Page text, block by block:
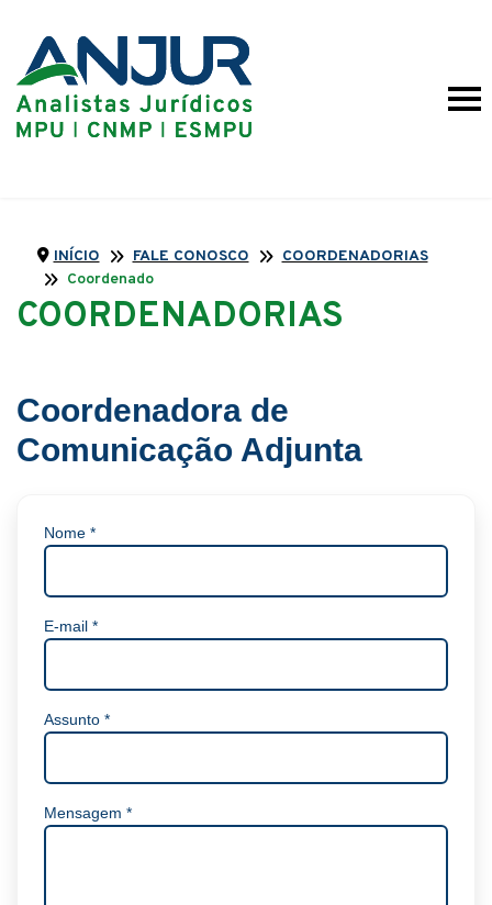
COORDENADORIAS
INÍCIO FALE CONOSCO
COORDENADORIAS
Coordenadora de Comunicação Adjunta
Coordenadora de
Comunicação Adjunta
Nome *
E-mail *
Assunto *
Mensagem *